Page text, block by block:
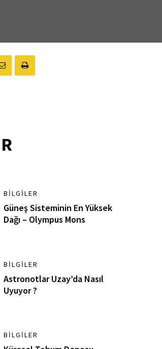
BILGILER
Güneş Sisteminin En Yüksek
Dağı – Olympus Mons
BILGILER
Astronotlar Uzay’da Nasıl
Uyuyor ?
BILGILER